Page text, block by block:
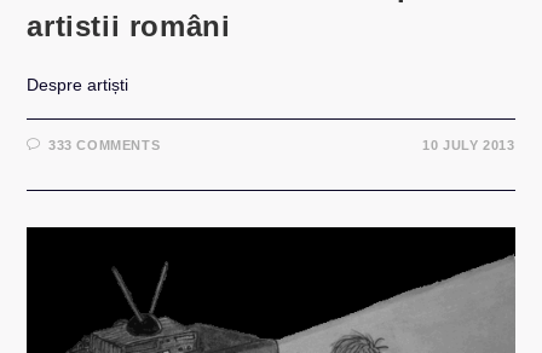
artistii români
Despre artiști
333 COMMENTS 10 JULY 2013